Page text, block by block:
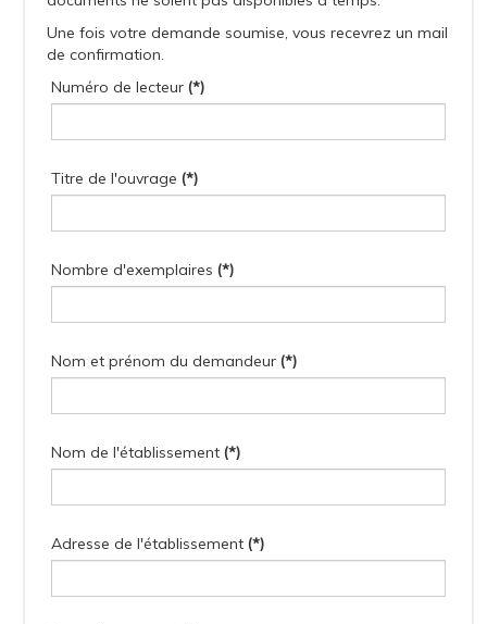
Une fois votre demande soumise, vous recevrez un mail
de confirmation.
Numéro de lecteur (*)
Titre de l'ouvrage (*)
Nombre d'exemplaires (*)
Nom et prénom du demandeur (*)
Nom de l'établissement (*)
Adresse de l'établissement (*)